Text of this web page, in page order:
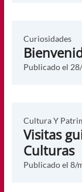
Curiosidades
Publicado el
Cultura Y
Visitas
Culturas
Publicado el 8/